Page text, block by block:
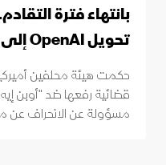
بانتهاء فترة
تحويل OpenAI إلى شركة ربحية
حكمت هيئة محلفين
قضائية رفعها ضد "أوبن
مسؤولة عن الانحراف عن